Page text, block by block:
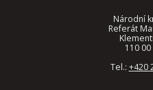
Národní
Referát
110 00
Tel.: +420